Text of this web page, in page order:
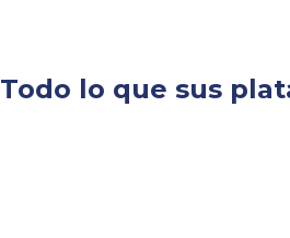
Todo lo que sus